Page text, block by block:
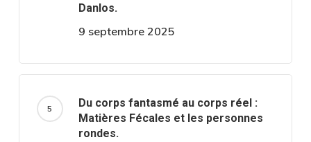
Danlos.
9 septembre 2025
Du corps fantasmé au corps réel :
Matières Fécales et les personnes
rondes.